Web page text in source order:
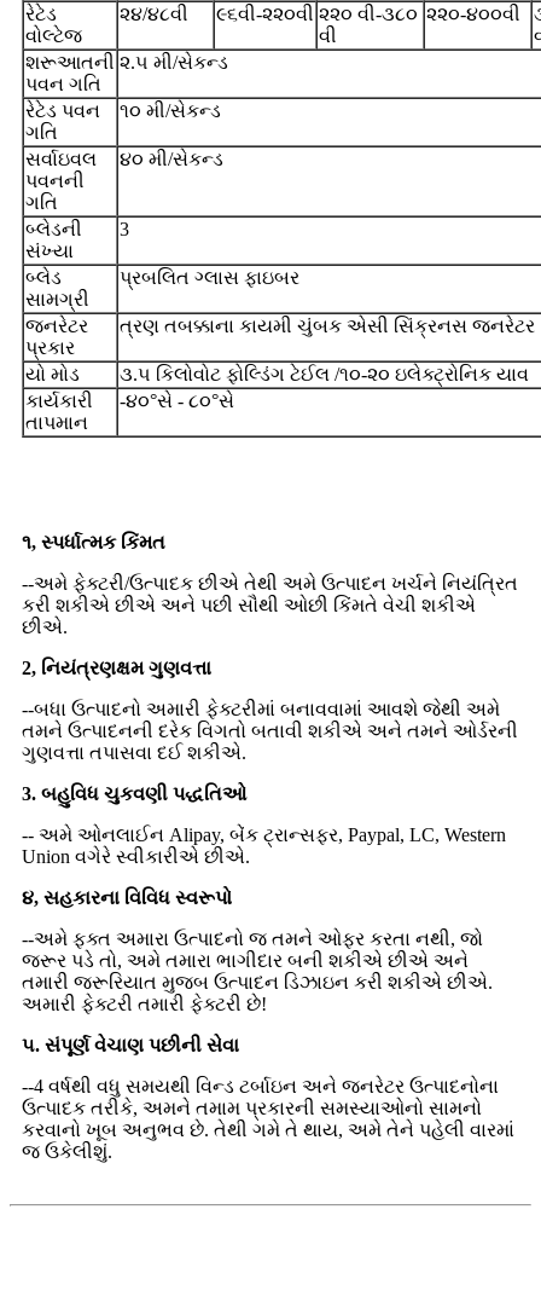
રેટેડ
વોલ્ટેજ
૨૪/૪૮વી ૯૬વી-૨૨૦વી ૨૨૦ વી-૩૮૦
વી
૨૨૦-૪૦૦વી
શરૂઆતની
પવન ગતિ
૨.૫ મી/સેકન્ડ
રેટેડ પવન
ગતિ
૧૦ મી/સેકન્ડ
સર્વાઇવલ
પવનની
ગતિ
૪૦ મી/સેકન્ડ
બ્લેડની
સંખ્યા
3
બ્લેડ
સામગ્રી
પ્રબલિત ગ્લાસ ફાઇબર
જનરેટર
પ્રકાર
ત્રણ તબક્કાના કાયમી ચુંબક એસી સિંક્રનસ જનરેટર
યો મોડ
૩.૫ કિલોવોટ ફોલ્ડિંગ ટેઈલ /૧૦-૨૦ ઇલેક્ટ્રોનિક યાવ
કાર્યકારી
તાપમાન
-૪૦°સે - ૮૦°સે
૧, સ્પર્ધાત્મક કિંમત
--અમે ફેક્ટરી/ઉત્પાદક છીએ તેથી અમે ઉત્પાદન ખર્ચને નિયંત્રિત
કરી શકીએ છીએ અને પછી સૌથી ઓછી કિંમતે વેચી શકીએ
છીએ.
2, નિયંત્રણક્ષમ ગુણવત્તા
--બધા ઉત્પાદનો અમારી ફેક્ટરીમાં બનાવવામાં આવશે જેથી અમે
તમને ઉત્પાદનની દરેક વિગતો બતાવી શકીએ અને તમને ઓર્ડરની
ગુણવત્તા તપાસવા દઈ શકીએ.
3. બહુવિધ ચુકવણી પદ્ધતિઓ
-- અમે ઓનલાઈન Alipay, બેંક ટ્રાન્સફર, Paypal, LC, Western
Union વગેરે સ્વીકારીએ છીએ.
૪, સહકારના વિવિધ સ્વરૂપો
--અમે ફક્ત અમારા ઉત્પાદનો જ તમને ઓફર કરતા નથી, જો
જરૂર પડે તો, અમે તમારા ભાગીદાર બની શકીએ છીએ અને
તમારી જરૂરિયાત મુજબ ઉત્પાદન ડિઝાઇન કરી શકીએ છીએ.
અમારી ફેક્ટરી તમારી ફેક્ટરી છે!
૫. સંપૂર્ણ વેચાણ પછીની સેવા
--4 વર્ષથી વધુ સમયથી વિન્ડ ટર્બાઇન અને જનરેટર ઉત્પાદનોના
ઉત્પાદક તરીકે, અમને તમામ પ્રકારની સમસ્યાઓનો સામનો
કરવાનો ખૂબ અનુભવ છે. તેથી ગમે તે થાય, અમે તેને પહેલી વારમાં
જ ઉકેલીશું.